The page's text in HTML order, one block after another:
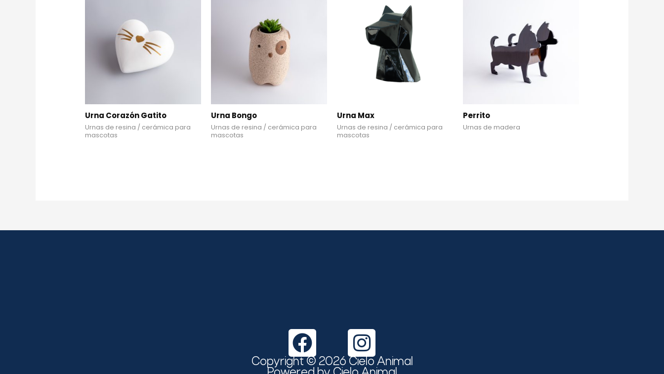
Urna Corazón Gatito
Urnas de resina / cerámica para
mascotas
Urna Bongo
Urnas de resina / cerámica para
mascotas
Urna Max
Urnas de resina / cerámica para
mascotas
Perrito
Urnas de madera
F
a
I
n
Copyright © 2026 Cielo Animal